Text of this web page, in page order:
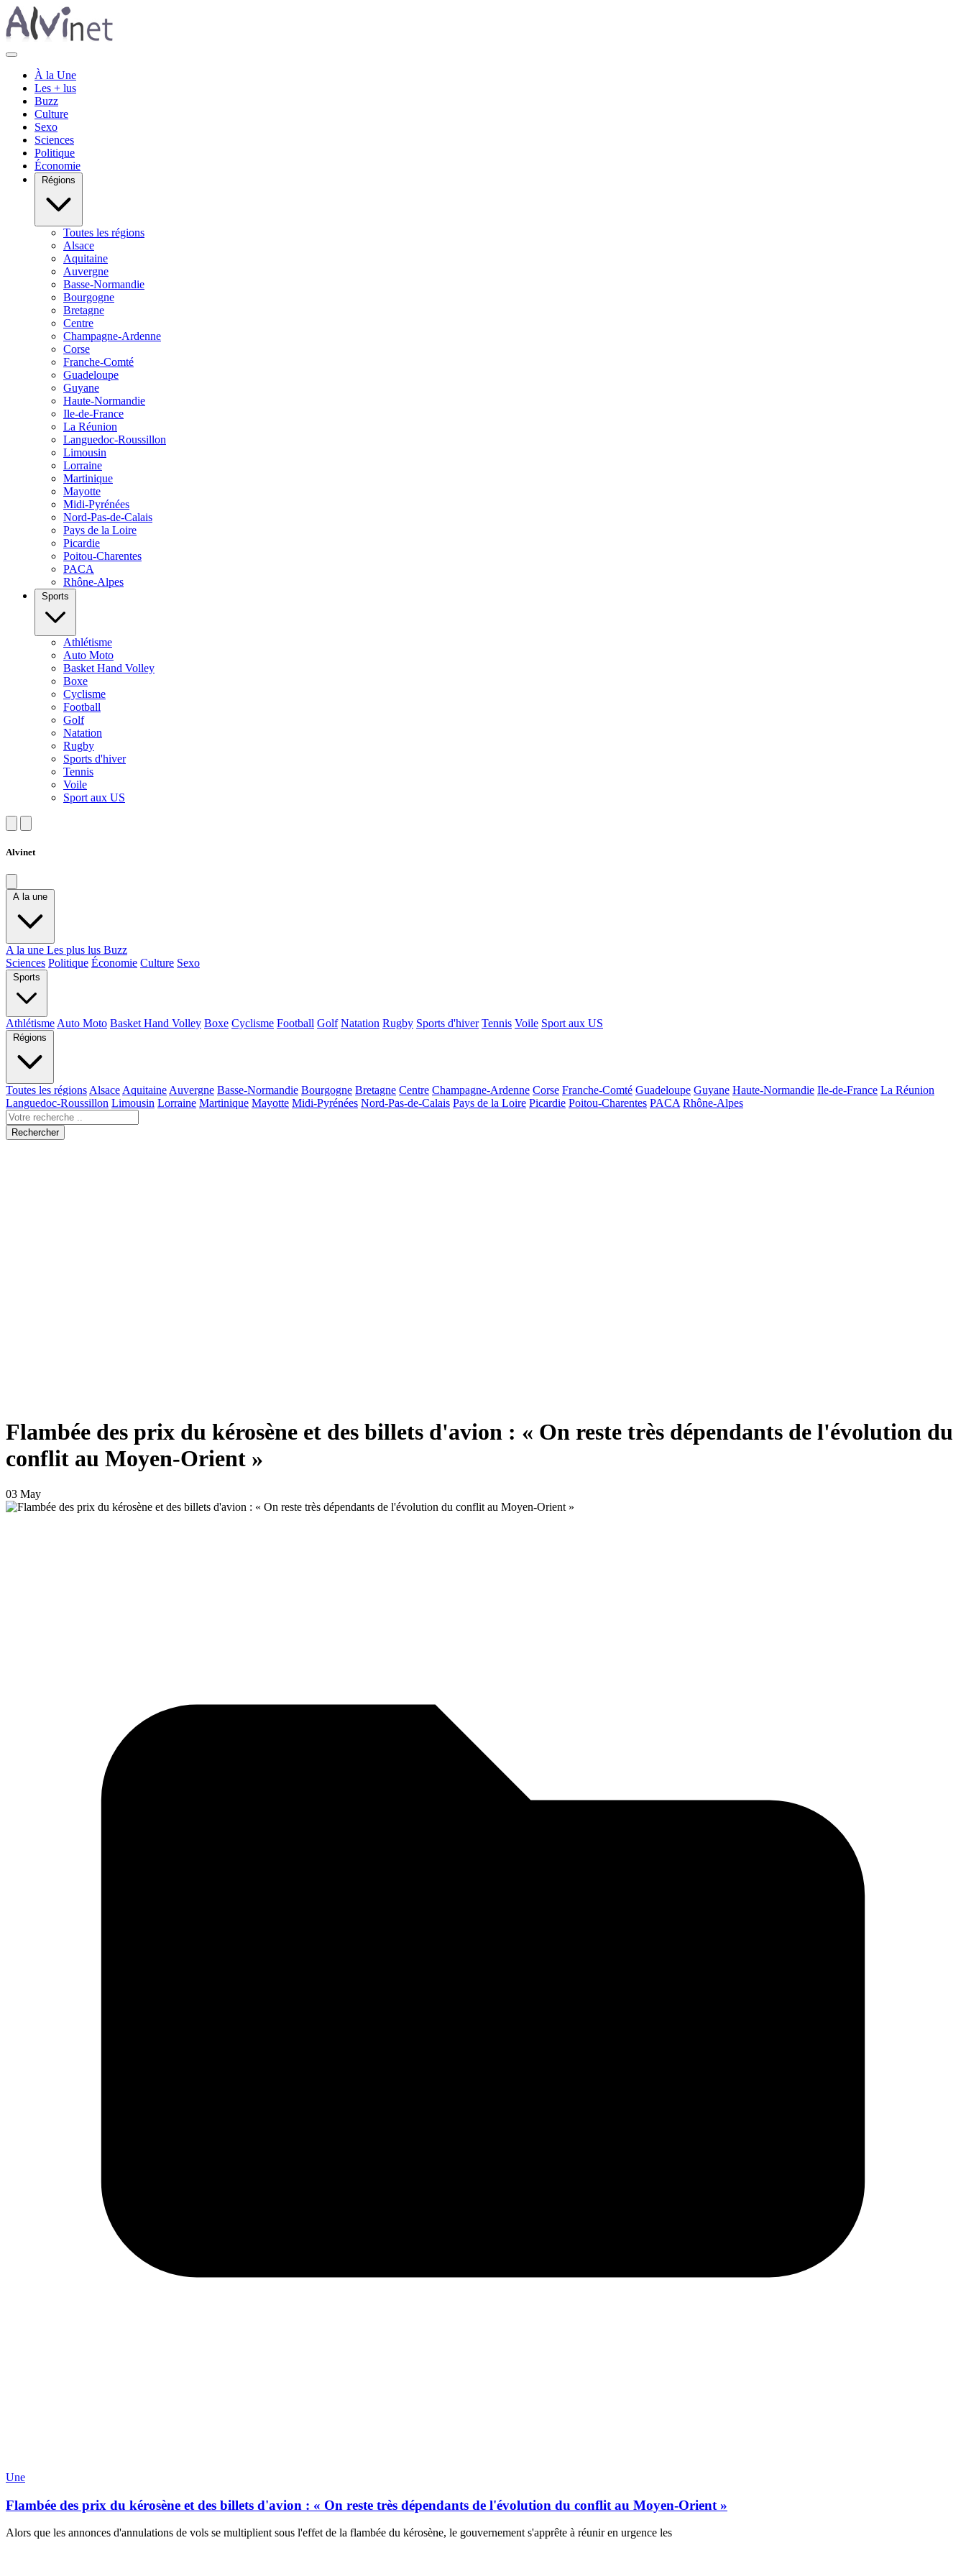
À la Une
Les + lus
Buzz
Culture
Sexo
Sciences
Politique
Économie
Régions
Toutes les régions
Alsace
Aquitaine
Auvergne
Basse-Normandie
Bourgogne
Bretagne
Centre
Champagne-Ardenne
Corse
Franche-Comté
Guadeloupe
Guyane
Haute-Normandie
Ile-de-France
La Réunion
Languedoc-Roussillon
Limousin
Lorraine
Martinique
Mayotte
Midi-Pyrénées
Nord-Pas-de-Calais
Pays de la Loire
Picardie
Poitou-Charentes
PACA
Rhône-Alpes
Sports
Athlétisme
Auto Moto
Basket Hand Volley
Boxe
Cyclisme
Football
Golf
Natation
Rugby
Sports d'hiver
Tennis
Voile
Sport aux US
Alvinet
A la une
A la une Les plus lus Buzz
Sciences Politique Économie Culture Sexo
Sports
Athlétisme Auto Moto Basket Hand Volley Boxe Cyclisme Football Golf Natation Rugby Sports d'hiver Tennis Voile Sport aux US
Régions
Toutes les régions Alsace Aquitaine Auvergne Basse-Normandie Bourgogne Bretagne Centre Champagne-Ardenne Corse Franche-Comté Guadeloupe Guyane Haute-Normandie Ile-de-France La Réunion
Languedoc-Roussillon Limousin Lorraine Martinique Mayotte Midi-Pyrénées Nord-Pas-de-Calais Pays de la Loire Picardie Poitou-Charentes PACA Rhône-Alpes
Rechercher
Flambée des prix du kérosène et des billets d'avion : « On reste très dépendants de l'évolution du
conflit au Moyen-Orient »
03 May
Une
Flambée des prix du kérosène et des billets d'avion : « On reste très dépendants de l'évolution du conflit au Moyen-Orient »
Alors que les annonces d'annulations de vols se multiplient sous l'effet de la flambée du kérosène, le gouvernement s'apprête à réunir en urgence les